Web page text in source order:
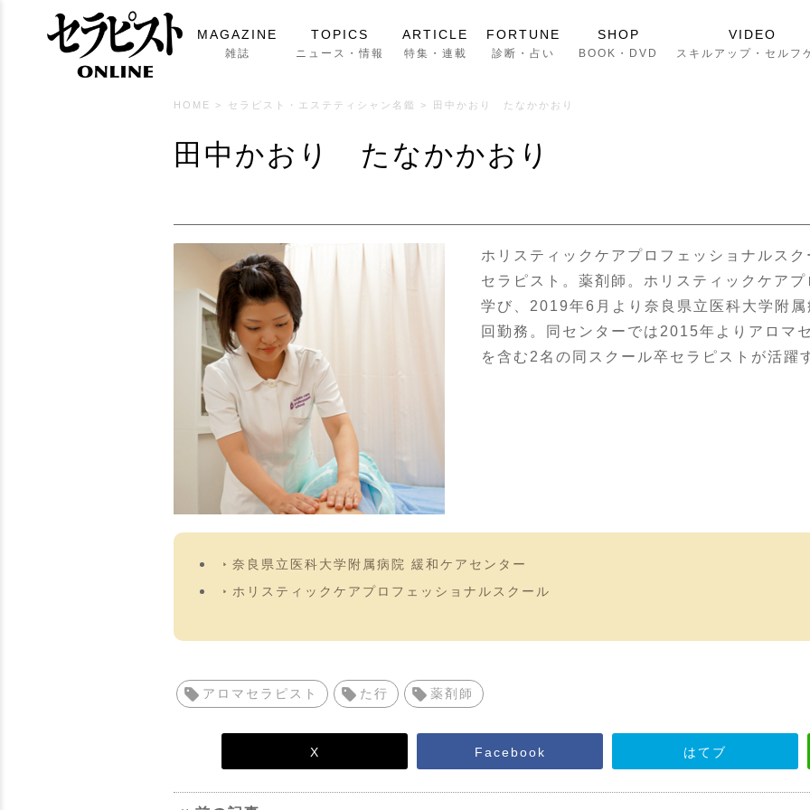
MAGAZINE
雑誌
TOPICS
ニュース・情報
ARTICLE
特集・連載
FORTUNE
診断・占い
SHOP
BOOK・DVD
VIDEO
スキルアップ・セルフ
HOME > セラピスト・エステティシャン名鑑 > 田中かおり たなかかおり
田中かおり たなかかおり
ホリスティックケアプロフェッショナルス
セラピスト。薬剤師。ホリスティックケア
学び、2019年6月より奈良県立医科大学附
回勤務。同センターでは2015年よりアロマ
を含む2名の同スクール卒セラピストが活躍
奈良県立医科大学附属病院 緩和ケアセンター
ホリスティックケアプロフェッショナルスクール
アロマセラピスト た行 薬剤師
X Facebook はてブ